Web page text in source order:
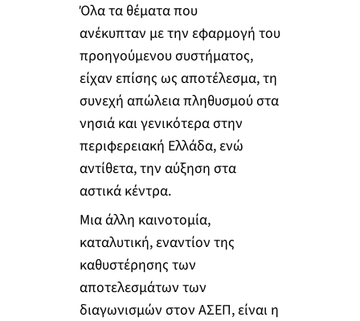
Όλα τα θέματα που
ανέκυπταν με την εφαρμογή του
προηγούμενου συστήματος,
είχαν επίσης ως αποτέλεσμα, τη
συνεχή απώλεια πληθυσμού στα
νησιά και γενικότερα στην
περιφερειακή Ελλάδα, ενώ
αντίθετα, την αύξηση στα
αστικά κέντρα.
Μια άλλη καινοτομία,
καταλυτική, εναντίον της
καθυστέρησης των
αποτελεσμάτων των
διαγωνισμών στον ΑΣΕΠ, είναι η